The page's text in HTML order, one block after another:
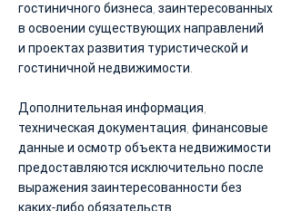
гостиничного бизнеса, заинтересованных
в освоении существующих направлений
и проектах развития туристической и
гостиничной недвижимости.
Дополнительная информация,
техническая документация, финансовые
данные и осмотр объекта недвижимости
предоставляются исключительно после
выражения заинтересованности без
каких-либо обязательств.